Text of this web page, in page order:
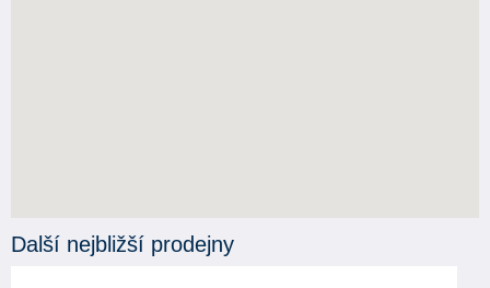
Další nejbližší prodejny